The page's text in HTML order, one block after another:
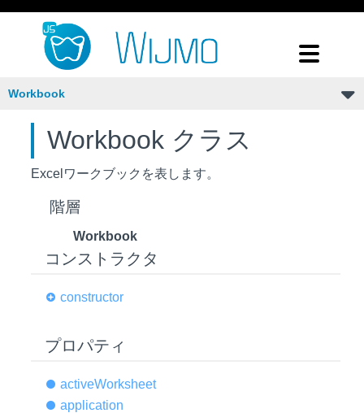
Workbook
Workbook クラス
Excelワークブックを表します。
階層
Workbook
コンストラクタ
constructor
プロパティ
activeWorksheet
application